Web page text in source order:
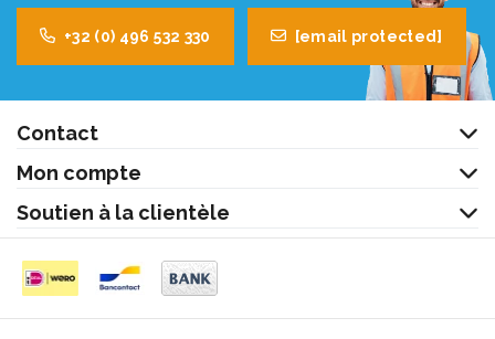
+32 (0) 496 532 330 [email protected]
Contact
Mon compte
Soutien à la clientèle